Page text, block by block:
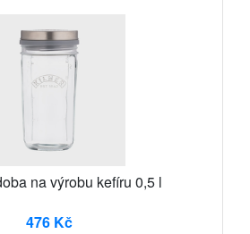
na výrobu kefíru 0,5 l
476 Kč